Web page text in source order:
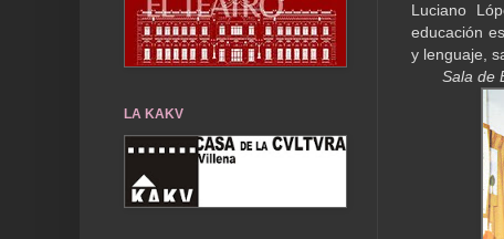
Luciano
educación
y lenguaje,
Sala de
LA KAKV